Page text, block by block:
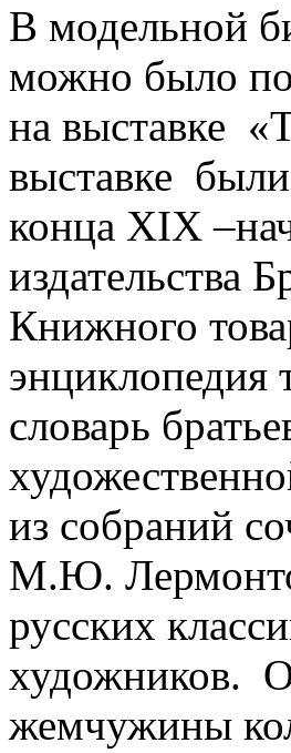
В модельной
можно было
на выставке
выставке
конца ХIХ
издательства
Книжного
энциклопедия
словарь
из собраний
М.Ю.
русских
художников.
жемчужины